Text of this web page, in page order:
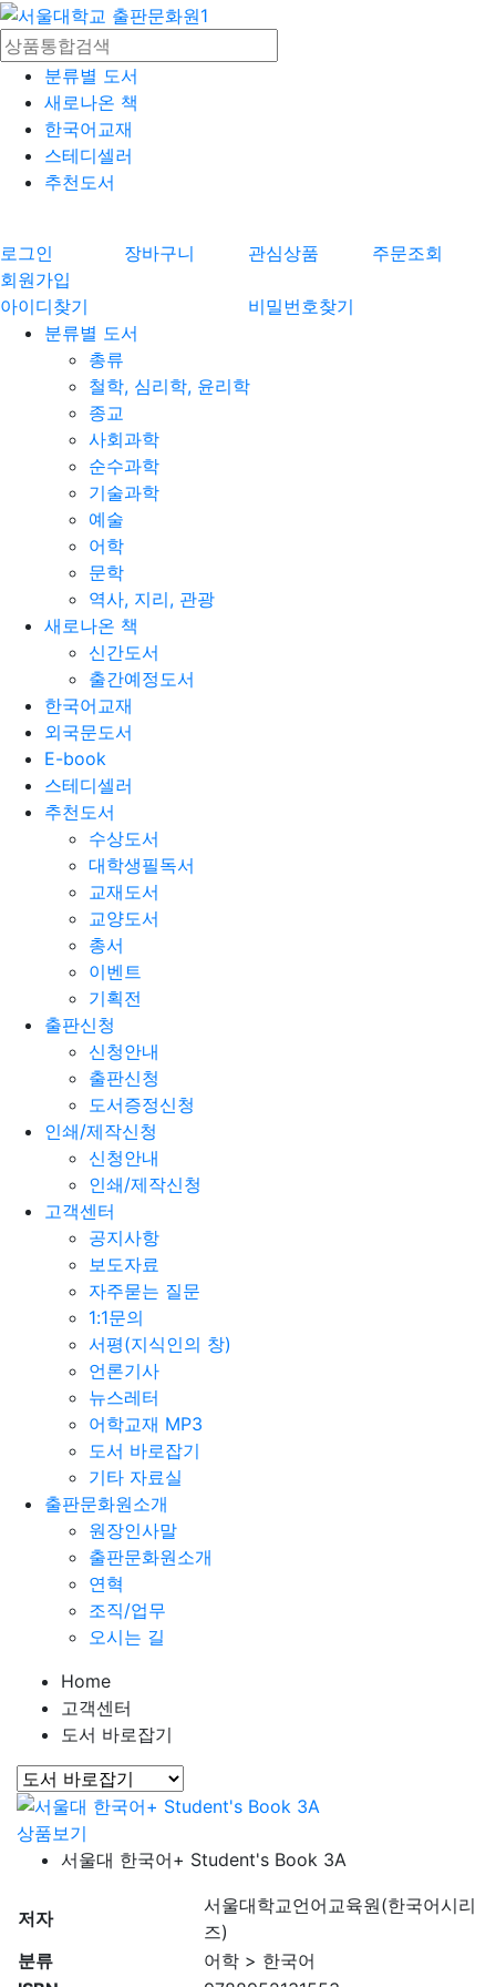
분류별 도서
새로나온 책
한국어교재
스테디셀러
추천도서
로그인 장바구니 관심상품
주문조회
회원가입
아이디찾기
비밀번호찾기
분류별 도서
총류
철학, 심리학, 윤리학
종교
사회과학
순수과학
기술과학
예술
어학
문학
역사, 지리, 관광
새로나온 책
신간도서
출간예정도서
한국어교재
외국문도서
E-book
스테디셀러
추천도서
수상도서
대학생필독서
교재도서
교양도서
총서
이벤트
기획전
출판신청
신청안내
출판신청
도서증정신청
인쇄/제작신청
신청안내
인쇄/제작신청
고객센터
공지사항
보도자료
자주묻는 질문
1:1문의
서평(지식인의 창)
언론기사
뉴스레터
어학교재 MP3
도서 바로잡기
기타 자료실
출판문화원소개
원장인사말
출판문화원소개
연혁
조직/업무
오시는 길
Home
고객센터
도서 바로잡기
상품보기
서울대 한국어+ Student's Book 3A
저자
서울대학교언어교육원(한국어시리
즈)
분류
어학 > 한국어